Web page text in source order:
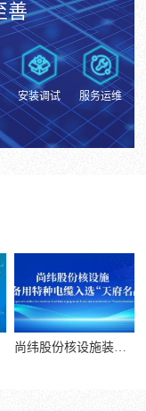
善
安装调试 服务运维
尚纬股份核设施装备用特种电缆入选“天府名品”